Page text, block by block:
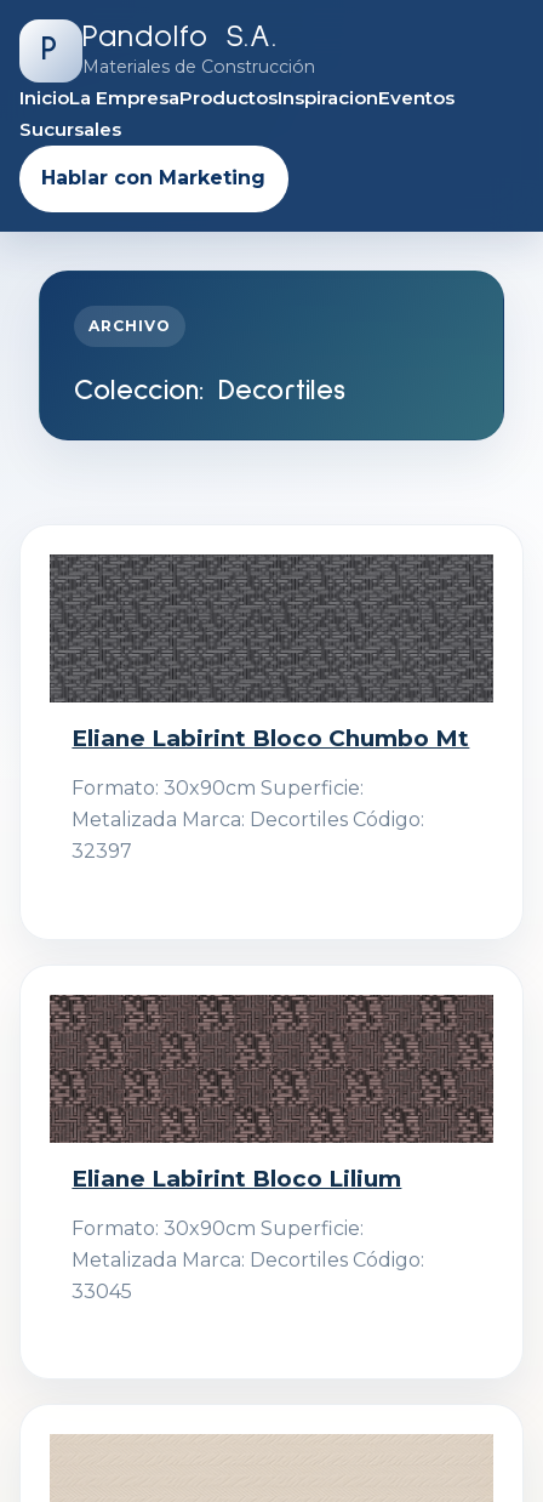
P Pandolfo S.A.
Materiales de Construcción
InicioLa EmpresaProductosInspiracionEventos
Sucursales
Hablar con Marketing
ARCHIVO
Coleccion: Decortiles
Eliane Labirint Bloco Chumbo Mt
Formato: 30x90cm Superficie:
Metalizada Marca: Decortiles Código:
32397
Eliane Labirint Bloco Lilium
Formato: 30x90cm Superficie:
Metalizada Marca: Decortiles Código:
33045